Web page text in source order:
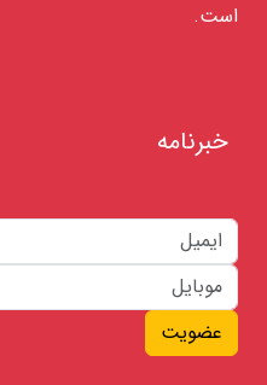
است.
خبرنامه
عضویت